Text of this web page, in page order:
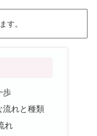
す。
歩
流れと種類
れ